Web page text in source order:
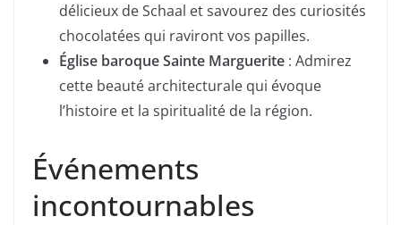
délicieux de Schaal et savourez des curiosités
chocolatées qui raviront vos papilles.
Église baroque Sainte Marguerite : Admirez
cette beauté architecturale qui évoque
l’histoire et la spiritualité de la région.
Événements
incontournables